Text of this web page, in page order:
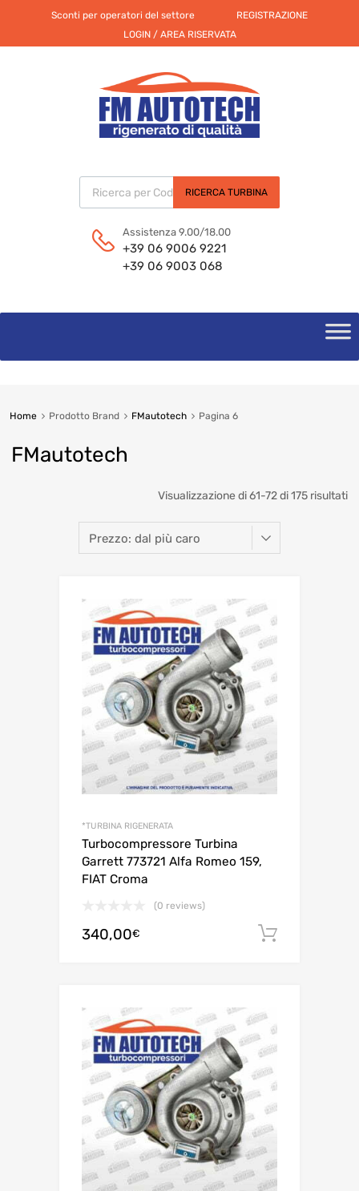
Sconti per operatori del settore
REGISTRAZIONE
LOGIN / AREA RISERVATA
Products search
RICERCA TURBINA
Assistenza 9.00/18.00
+39 06 9006 9221
+39 06 9003 068
content
Home Prodotto Brand FMautotech Pagina 6
FMautotech
Visualizzazione di 61-72 di 175 risultati
*TURBINA RIGENERATA
Turbocompressore Turbina
Garrett 773721 Alfa Romeo 159,
FIAT Croma
(0 reviews)
340,00€